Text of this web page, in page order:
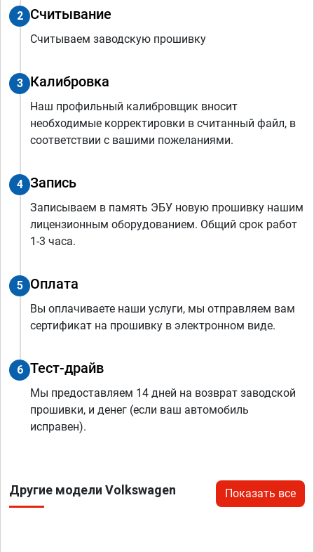
2 Считывание
Считываем заводскую прошивку
3 Калибровка
Наш профильный калибровщик вносит
необходимые корректировки в считанный файл, в
соответствии с вашими пожеланиями.
4 Запись
Записываем в память ЭБУ новую прошивку нашим
лицензионным оборудованием. Общий срок работ
1-3 часа.
5 Оплата
Вы оплачиваете наши услуги, мы отправляем вам
сертификат на прошивку в электронном виде.
6 Тест-драйв
Мы предоставляем 14 дней на возврат заводской
прошивки, и денег (если ваш автомобиль
исправен).
Другие модели Volkswagen Показать все